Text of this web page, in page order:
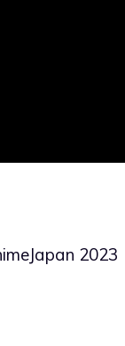
2023